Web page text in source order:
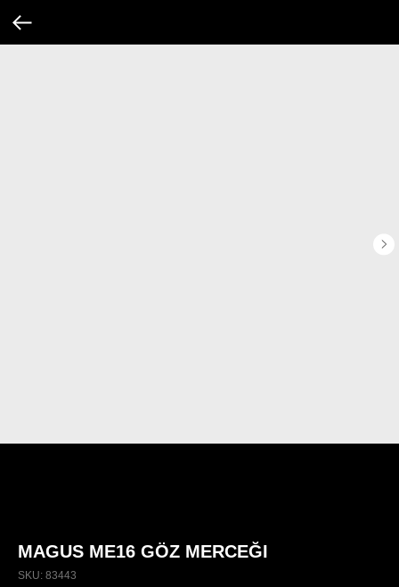
MAGUS ME16 GÖZ MERCEĞI
SKU: 83443